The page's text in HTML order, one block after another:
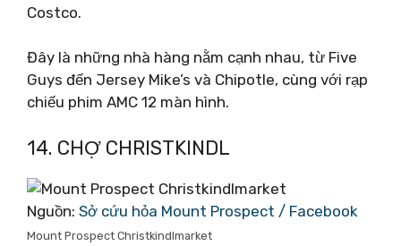
Costco.
Đây là những nhà hàng nằm cạnh nhau, từ Five
Guys đến Jersey Mike’s và Chipotle, cùng với rạp
chiếu phim AMC 12 màn hình.
14. CHỢ CHRISTKINDL
Nguồn: Sở cứu hỏa Mount Prospect / Facebook
Mount Prospect Christkindlmarket